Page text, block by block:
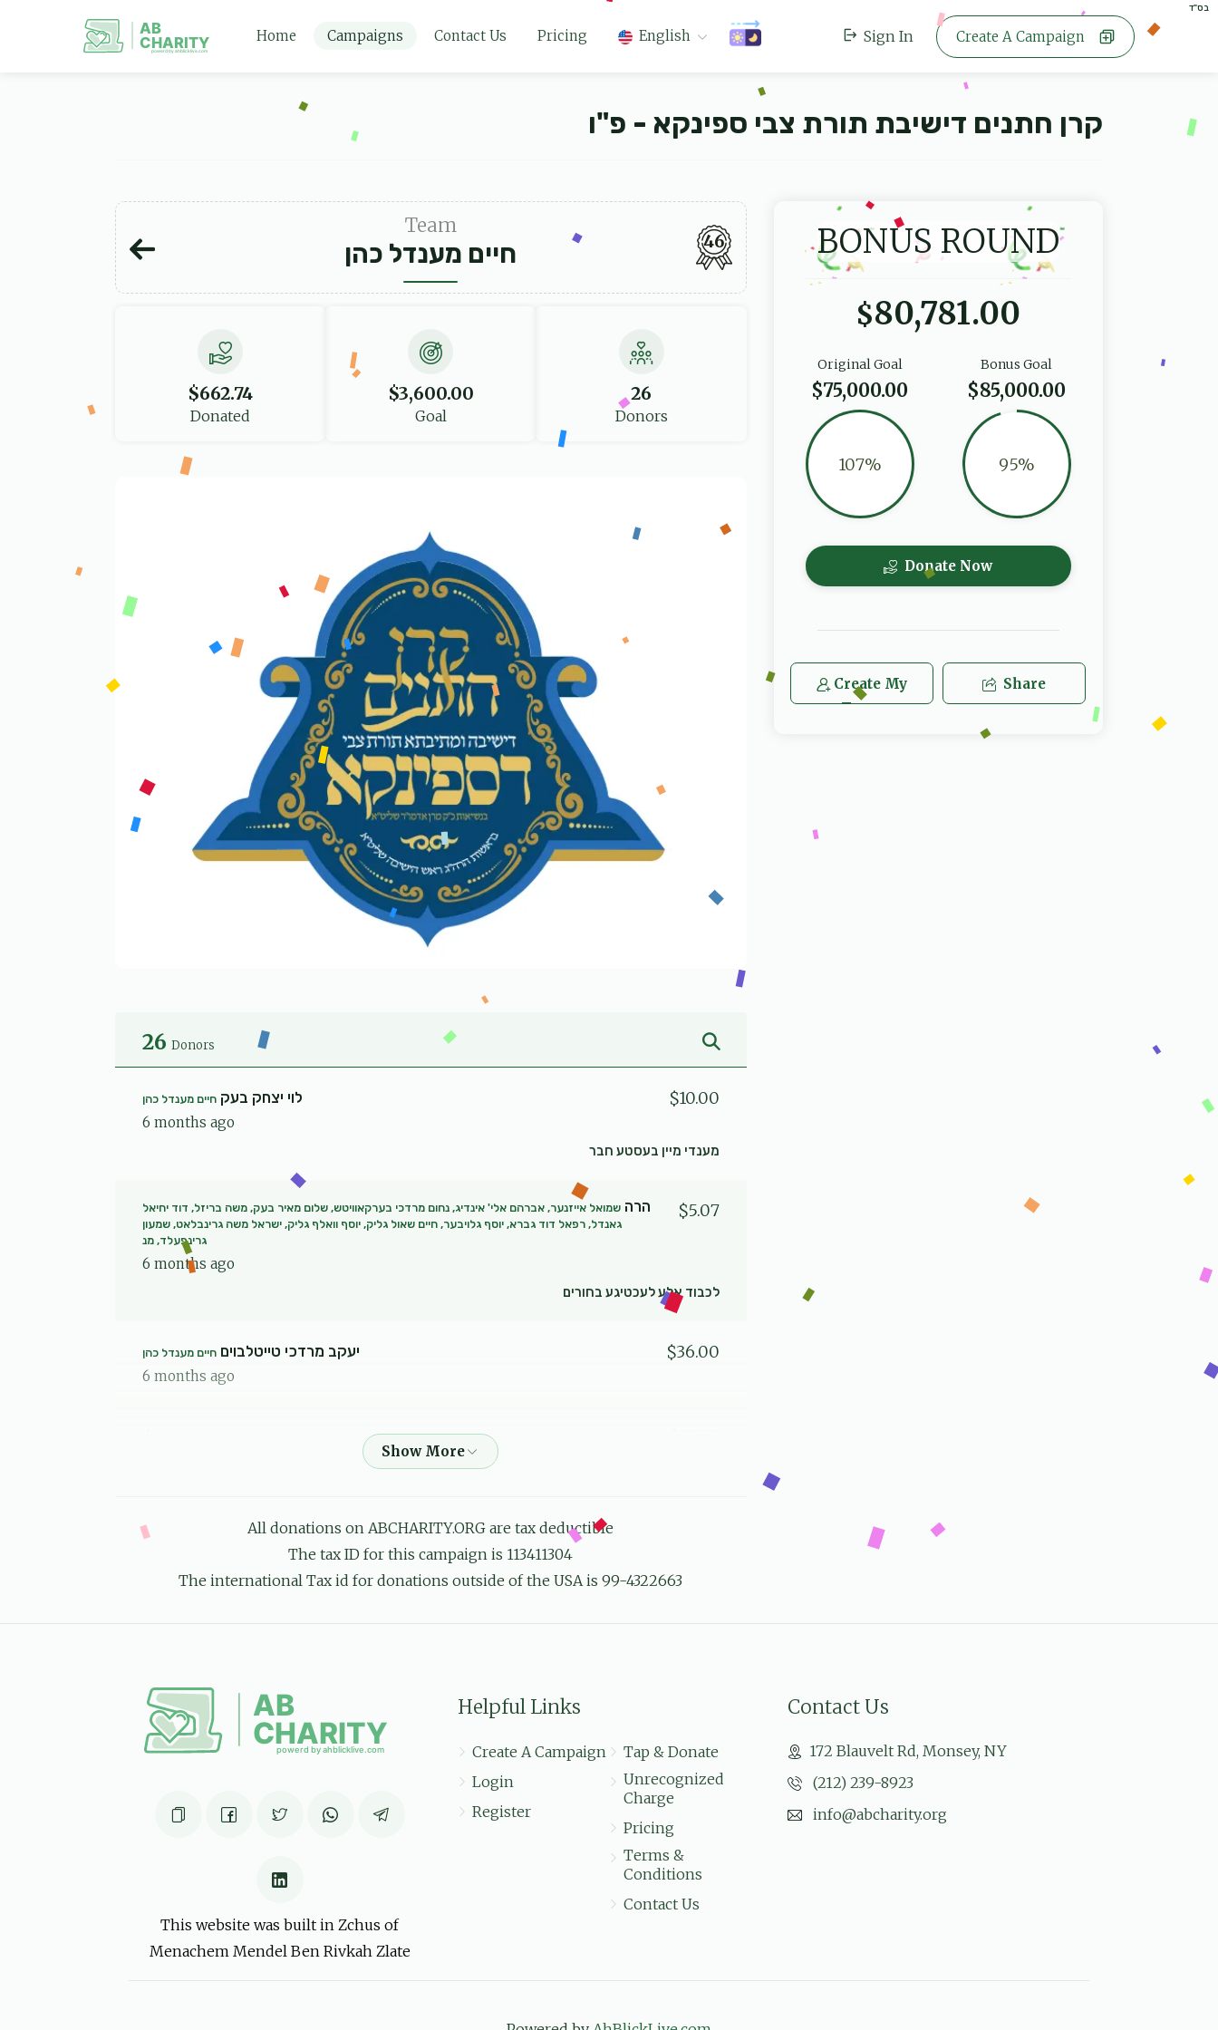
בס"ד
AB
CHARITY
powerd by ahblicklive.com
Home Campaigns Contact Us Pricing English Sign In Create A Campaign
קרן חתנים דישיבת תורת צבי ספינקא - פ"ו
Team
חיים מענדל כהן 46
$662.74
Donated
$3,600.00
Goal
26
Donors
26 Donors
לוי יצחק בעק חיים מענדל כהן
6 months ago
$10.00
מענדי מיין בעסטע חבר
הרה שמואל אייזנער, אברהם אלי' אינדיג, נחום מרדכי בערקאוויטש, שלום מאיר בעק, משה בריזל, דוד יחיאל
גאנדל, רפאל דוד גברא, יוסף גלויבער, חיים שאול גליק, יוסף וואלף גליק, ישראל משה גרינבלאט, שמעון
גרינפעלד, מנ
6 months ago
$5.07
לכבוד אלע לעכטיגע בחורים
יעקב מרדכי טייטלבוים חיים מענדל כהן
6 months ago
$36.00
פעטער יעקב מרדכי
דו לערנסט זייער פלייסיג
יואל שפיצער
שלום מאיר בעק, דוד יחיאל גאנדל, אברהם האלצער, יעקב וואגשאל, משה יוסף זעלקאוויטש,
חיים מענדל כהן, יוסף מייזליש, זינדל ניימאן, יואל מאיר פארקאש, יעקב יהודה פישער, יו"ט פרענקל, שלום
$18.00
$100.00
All donations on ABCHARITY.ORG are tax deductible
The tax ID for this campaign is 113411304
The international Tax id for donations outside of the USA is 99-4322663
BONUS ROUND
$80,781.00
Bonus Goal
$85,000.00
95%
Original Goal
$75,000.00
107%
Donate Now
Create My
Team
Share
This website was built in Zchus of
Menachem Mendel Ben Rivkah Zlate
Helpful Links
Create A Campaign
Login
Register
Tap & Donate
Unrecognized
Charge
Pricing
Terms &
Conditions
Contact Us
Contact Us
172 Blauvelt Rd, Monsey, NY
(212) 239-8923
info@abcharity.org